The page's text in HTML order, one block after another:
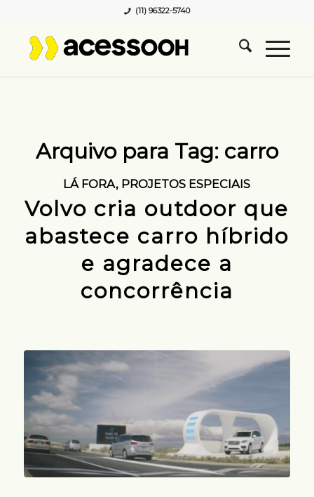
(11) 96322-5740
Arquivo para Tag: carro
LÁ FORA, PROJETOS ESPECIAIS
Volvo cria outdoor que
abastece carro híbrido
e agradece a
concorrência